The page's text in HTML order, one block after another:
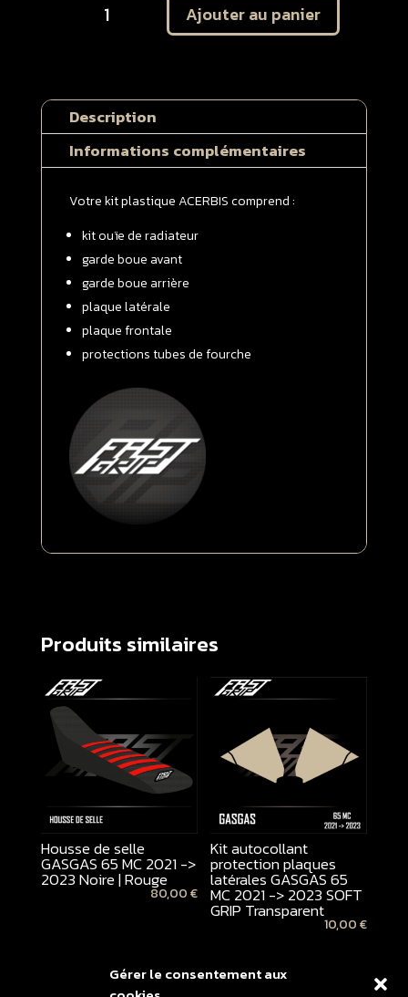
Gérer le consentement aux
65
MC
2021
-
2023
complet
Ajouter au panier
Description
Informations complémentaires
Votre kit plastique ACERBIS comprend :
kit ouïe de radiateur
garde boue avant
garde boue arrière
plaque latérale
plaque frontale
protections tubes de fourche
Produits similaires
Housse de selle
GASGAS 65 MC 2021 ->
2023 Noire | Rouge
80,00€
Kit autocollant
protection plaques
latérales GASGAS 65
MC 2021 -> 2023 SOFT
GRIP Transparent
10,00€